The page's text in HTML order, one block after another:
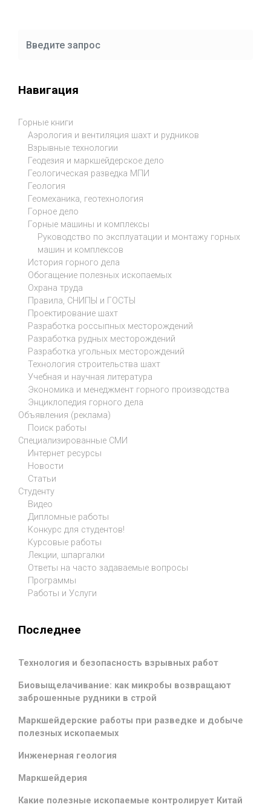
Навигация
Горные книги
Аэрология и вентиляция шахт и рудников
Взрывные технологии
Геодезия и маркшейдерское дело
Геологическая разведка МПИ
Геология
Геомеханика, геотехнология
Горное дело
Горные машины и комплексы
Руководство по эксплуатации и монтажу горных
машин и комплексов
История горного дела
Обогащение полезных ископаемых
Охрана труда
Правила, СНИПЫ и ГОСТЫ
Проектирование шахт
Разработка россыпных месторождений
Разработка рудных месторождений
Разработка угольных месторождений
Технология строительства шахт
Учебная и научная литература
Экономика и менеджмент горного производства
Энциклопедия горного дела
Объявления (реклама)
Поиск работы
Специализированные СМИ
Интернет ресурсы
Новости
Статьи
Студенту
Видео
Дипломные работы
Конкурс для студентов!
Курсовые работы
Лекции, шпаргалки
Ответы на часто задаваемые вопросы
Программы
Работы и Услуги
Последнее
Технология и безопасность взрывных работ
Биовыщелачивание: как микробы возвращают
заброшенные рудники в строй
Маркшейдерские работы при разведке и добыче
полезных ископаемых
Инженерная геология
Маркшейдерия
Какие полезные ископаемые контролирует Китай